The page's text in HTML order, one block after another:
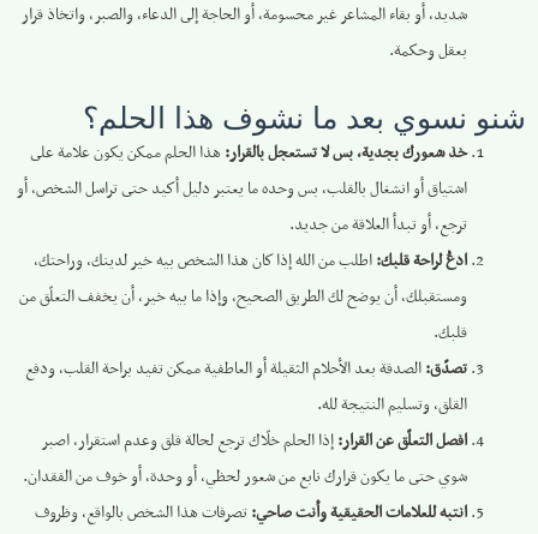
شديد، أو بقاء المشاعر غير محسومة، أو الحاجة إلى الدعاء، والصبر، واتخاذ قرار
بعقل وحكمة.
شنو نسوي بعد ما نشوف هذا الحلم؟
خذ شعورك بجدية، بس لا تستعجل بالقرار: هذا الحلم ممكن يكون علامة على
اشتياق أو انشغال بالقلب، بس وحده ما يعتبر دليل أكيد حتى تراسل الشخص، أو
ترجع، أو تبدأ العلاقة من جديد.
ادعُ لراحة قلبك:اطلب من الله إذا كان هذا الشخص بيه خير لدينك، وراحتك،
ومستقبلك، أن يوضح لك الطريق الصحيح، وإذا ما بيه خير، أن يخفف التعلّق من
قلبك.
تصدّق:الصدقة بعد الأحلام الثقيلة أو العاطفية ممكن تفيد براحة القلب، ودفع
القلق، وتسليم النتيجة لله.
افصل التعلّق عن القرار:إذا الحلم خلّاك ترجع لحالة قلق وعدم استقرار، اصبر
شوي حتى ما يكون قرارك نابع من شعور لحظي، أو وحدة، أو خوف من الفقدان.
انتبه للعلامات الحقيقية وأنت صاحي:تصرفات هذا الشخص بالواقع، وظروف